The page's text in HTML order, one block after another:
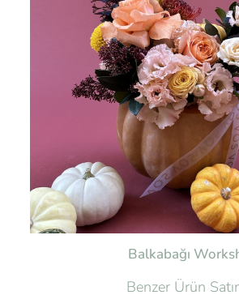
Balkabağı
Benzer Ürün